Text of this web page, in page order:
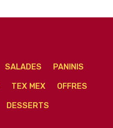
SALADES PANINIS
TEX MEX OFFRES
DESSERTS